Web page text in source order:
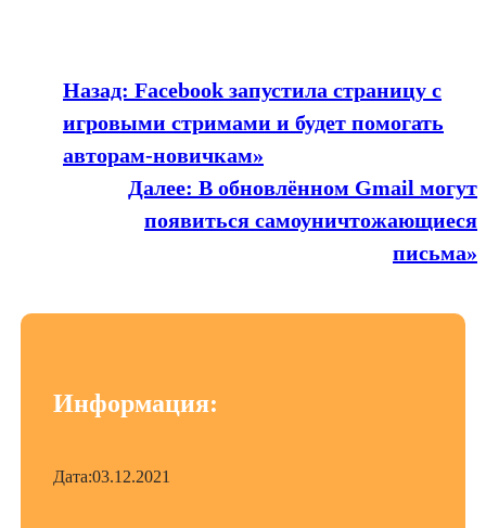
Назад: Facebook запустила страницу с
игровыми стримами и будет помогать
авторам-новичкам»
Далее: В обновлённом Gmail могут
появиться самоуничтожающиеся
письма»
Информация:
Дата:03.12.2021